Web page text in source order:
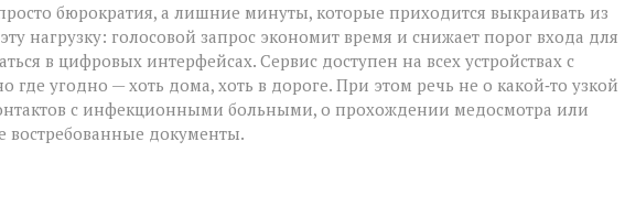
бюрократия, а лишние минуты, которые приходится выкраивать из
нагрузку: голосовой запрос экономит время и снижает порог входа для
в цифровых интерфейсах. Сервис доступен на всех устройствах с
где угодно — хоть дома, хоть в дороге. При этом речь не о какой‑то узкой
с инфекционными больными, о прохождении медосмотра или
востребованные документы.